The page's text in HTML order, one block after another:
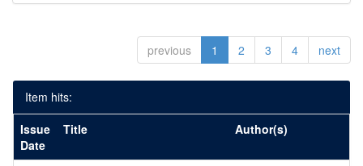
previous 1 2 3 4 next
Item hits:
Issue
Date
Title Author(s)